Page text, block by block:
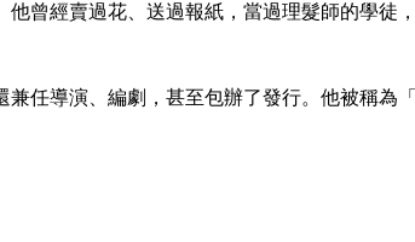
曾經賣過花、送過報紙，當過理髮師的學徒
任導演、編劇，甚至包辦了發行。他被稱為